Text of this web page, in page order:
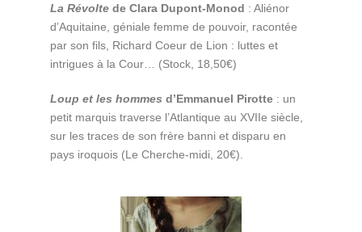
La Révolte de Clara Dupont-Monod : Aliénor
d’Aquitaine, géniale femme de pouvoir, racontée
par son fils, Richard Coeur de Lion : luttes et
intrigues à la Cour… (Stock, 18,50€)
Loup et les hommes d’Emmanuel Pirotte : un
petit marquis traverse l’Atlantique au XVIIe siècle,
sur les traces de son frère banni et disparu en
pays iroquois (Le Cherche-midi, 20€).